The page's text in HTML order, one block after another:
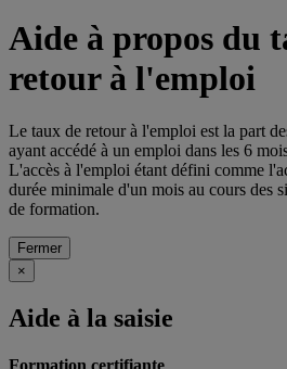
Aide à propos du
retour à l'emploi
Le taux de retour à l'emploi est la part
ayant accédé à un emploi dans les 6
L'accès à l'emploi étant défini comme
durée minimale d'un mois au cours des
de formation.
Fermer
×
Aide à la saisie